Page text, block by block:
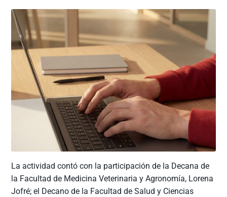
La actividad contó con la participación de la Decana de
la Facultad de Medicina Veterinaria y Agronomía, Lorena
Jofré; el Decano de la Facultad de Salud y Ciencias